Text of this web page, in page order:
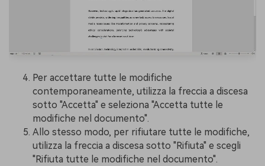
Per accettare tutte le modifiche
contemporaneamente, utilizza la freccia a discesa
sotto "Accetta" e seleziona "Accetta tutte le
modifiche nel documento".
Allo stesso modo, per rifiutare tutte le modifiche,
utilizza la freccia a discesa sotto "Rifiuta" e scegli
"Rifiuta tutte le modifiche nel documento".